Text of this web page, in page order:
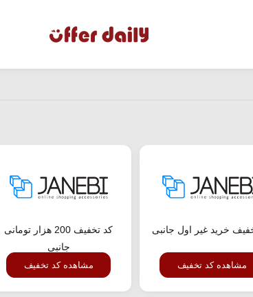
خرید غیر اول جانبی
مشاهده کد تخفیف
کد تخفیف 200 هزار تومانی
جانبی
مشاهده کد تخفیف